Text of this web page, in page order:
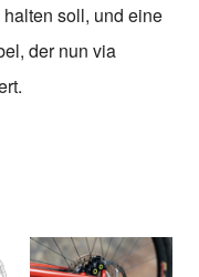
soll, und eine
der nun via